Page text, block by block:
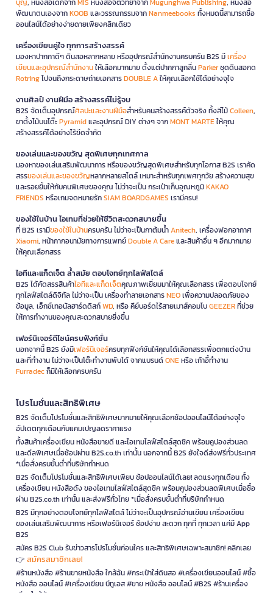
บุญ, หนังสือเด็กจากMIS หนังสือจิตวิทยาจากMugunghwa Publishing, หนังสือ
พัฒนาตนเองจากKOOB และวรรณกรรมจากNanmeebooks ทั้งหมดนี้สามารถซื้อ
ออนไลน์ได้อย่างง่ายดายเพียงคลิกเดียว
เครื่องเขียนคู่ใจ ทุกการสร้างสรรค์
มองหาปากกาดีๆ ดินสอหลากหลาย หรืออุปกรณ์สำนักงานครบครัน B2S มีเครื่อง
เขียนและอุปกรณ์สำนักงานให้เลือกมากมาย ตั้งแต่ปากกาลูกลื่นParkerชุดดินสอกด
Rotringไปจนถึงกระดาษถ่ายเอกสารDOUBLE Aให้คุณเลือกใช้ได้อย่างจุใจ
งานศิลป์ งานฝีมือ สร้างสรรค์ไม่รู้จบ
B2S จัดเต็มอุปกรณ์ศิลปะและงานฝีมือสำหรับคนสร้างสรรค์ตัวจริง ทั้งสีไม้Colleen,
ขาตั้งไม้บนโต๊ะPyramidและอุปกรณ์ DIY ต่างๆ จากMONT MARTEให้คุณ
สร้างสรรค์ได้อย่างไร้ขีดจำกัด
ของเล่นและของขวัญ สุดพิเศษทุกเทศกาล
มองหาของเล่นเสริมพัฒนาการ หรือของขวัญสุดพิเศษสำหรับทุกโอกาส B2S เราคัด
สรรของเล่นและของขวัญหลากหลายสไตล์ เหมาะสำหรับทุกเพศทุกวัย สร้างความสุข
และรอยยิ้มให้กับคนพิเศษของคุณ ไม่ว่าจะเป็น กระเป๋าเก็บอุณหภูมิKAKAO
FRIENDS หรือเกมจดหมายรักSIAM BOARDGAMES เรามีครบ!
ของใช้ในบ้าน ไอเทมที่ช่วยให้ชีวิตสะดวกสบายขึ้น
ที่ B2S เรามีของใช้ในบ้านครบครัน ไม่ว่าจะเป็นกาต้มน้ำAnitech, เครื่องฟอกอากาศ
Xiaomi, หน้ากากอนามัยทางการแพทย์Double A Careและสินค้าอื่น ๆ อีกมากมาย
ให้คุณเลือกสรร
ไอทีและแก็ดเจ็ต ล้ำสมัย ตอบโจทย์ทุกไลฟ์สไตล์
B2S ได้คัดสรรสินค้าไอทีและแก็ดเจ็ตคุณภาพเยี่ยมมาให้คุณเลือกสรร เพื่อตอบโจทย์
ทุกไลฟ์สไตล์ดิจิทัล ไม่ว่าจะเป็น เครื่องทำลายเอกสารNEOเพื่อความปลอดภัยของ
ข้อมูล, เอ็กซ์เทอนัลฮาร์ดดิสก์WD, หรือ คีย์บอร์ดไร้สายเมาส์คอมโบGEEZERที่ช่วย
ให้การทำงานของคุณสะดวกสบายยิ่งขึ้น
เฟอร์นิเจอร์ดีไซน์ครบฟังก์ชั่น
นอกจากนี้ B2S ยังมีเฟอร์นิเจอร์ครบทุกฟังก์ชันให้คุณได้เลือกสรรเพื่อตกแต่งบ้าน
และที่ทำงาน ไม่ว่าจะเป็นโต๊ะทำงานพับได้ จากแบรนด์ONEหรือ เก้าอี้ทำงาน
Furradecก็มีให้เลือกครบครัน
โปรโมชั่นและสิทธิพิเศษ
B2S จัดเต็มโปรโมชั่นและสิทธิพิเศษมากมายให้คุณเลือกช้อปออนไลน์ได้อย่างจุใจ
อัปเดตทุกเดือนกับแคมเปญลดราคาแรง
ทั้งสินค้าเครื่องเขียน หนังสือขายดี และไอเทมไลฟ์สไตล์สุดชิค พร้อมคูปองส่วนลด
และดีลพิเศษเมื่อช้อปผ่าน B2S.co.th เท่านั้น นอกจากนี้ B2S ยังใจดีส่งฟรีทั่วประเทศ
*เมื่อสั่งครบขั้นต่ำที่บริษัทกำหนด
B2S จัดเต็มโปรโมชั่นและสิทธิพิเศษเพียบ ช้อปออนไลน์ได้เลย! ลดแรงทุกเดือน ทั้ง
เครื่องเขียน หนังสือดัง ของไอเทมไลฟ์สไตล์สุดชิค พร้อมคูปองส่วนลดพิเศษเมื่อซื้อ
ผ่าน B2S.co.th เท่านั้น และส่งฟรีทั่วไทย *เมื่อสั่งครบขั้นต่ำที่บริษัทกำหนด
B2S มีทุกอย่างตอบโจทย์ทุกไลฟ์สไตล์ ไม่ว่าจะเป็นอุปกรณ์อ่านเขียน เครื่องเขียน
ของเล่นเสริมพัฒนาการ หรือเฟอร์นิเจอร์ ช้อปง่าย สะดวก ทุกที่ ทุกเวลา แค่มี App
B2S
สมัคร B2S Club รับข่าวสารโปรโมชั่นก่อนใคร และสิทธิพิเศษเฉพาะสมาชิก! คลิกเลย
👉 สมัครสมาชิกเลย!
#ร้านหนังสือ #ร้านขายหนังสือ ใกล้ฉัน #กระเป๋าใส่ดินสอ #เครื่องเขียนออนไลน์ #ซื้อ
หนังสือ ออนไลน์ #เครื่องเขียน บีทูเอส #ขาย หนังสือ ออนไลน์ #B2S #ร้านเครื่อง